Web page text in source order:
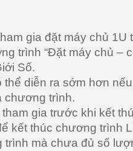
gia đặt máy chủ
trình “Đặt máy chủ –
Số.
thể diễn ra sớm hơn
chương trình.
gia trước khi kết
kết thúc chương trình
trình mà chưa đủ số